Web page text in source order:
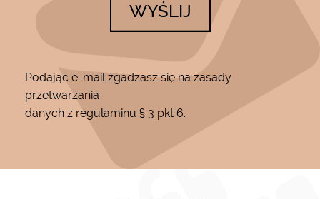
WYŚLIJ
Podając e-mail zgadzasz się na zasady
przetwarzania
danych z regulaminu § 3 pkt 6.